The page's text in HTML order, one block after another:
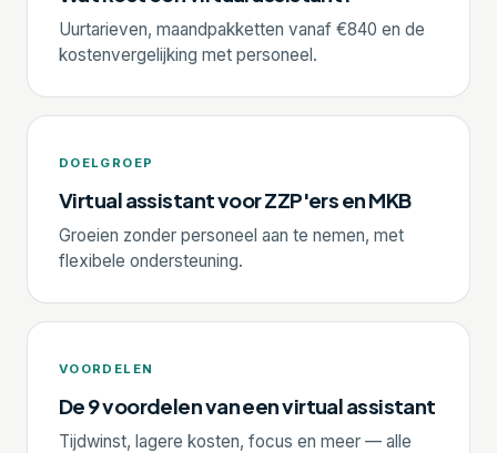
Uurtarieven, maandpakketten vanaf €840 en de
kostenvergelijking met personeel.
DOELGROEP
Virtual assistant voor ZZP'ers en MKB
Groeien zonder personeel aan te nemen, met
flexibele ondersteuning.
VOORDELEN
De 9 voordelen van een virtual assistant
Tijdwinst, lagere kosten, focus en meer — alle